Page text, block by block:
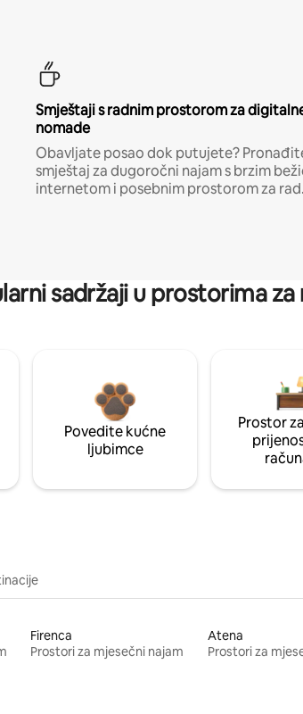
Smještaji s radnim prostorom za
nomade
Obavljate posao dok putujete?
smještaj za dugoročni najam s brzim
internetom i posebnim prostorom za rad.
sadržaji u prostorima
Povedite kućne
ljubimce
Prostor
Firenca
Prostori za mjesečni najam
Atena
Prostori za